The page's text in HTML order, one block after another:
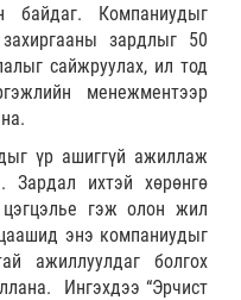
байдаг. Компаниудыг
зардлыг 50
сайжруулах, ил тод
менежментээр
үр ашиггүй ажиллаж
Зардал ихтэй хөрөнгө
гэж олон жил
энэ компаниудыг
ажиллуулдаг болгох
Ингэхдээ “Эрчист